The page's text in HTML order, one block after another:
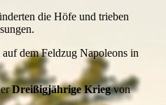
die Höfe und trieben
auf dem Feldzug Napoleons in
Dreißigjährige Kriegvon